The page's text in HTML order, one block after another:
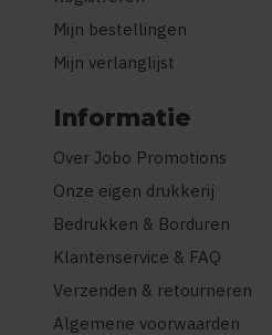
Mijn bestellingen
Mijn verlanglijst
Informatie
Over Jobo Promotions
Onze eigen drukkerij
Bedrukken & Borduren
Klantenservice & FAQ
Verzenden & retourneren
Algemene voorwaarden